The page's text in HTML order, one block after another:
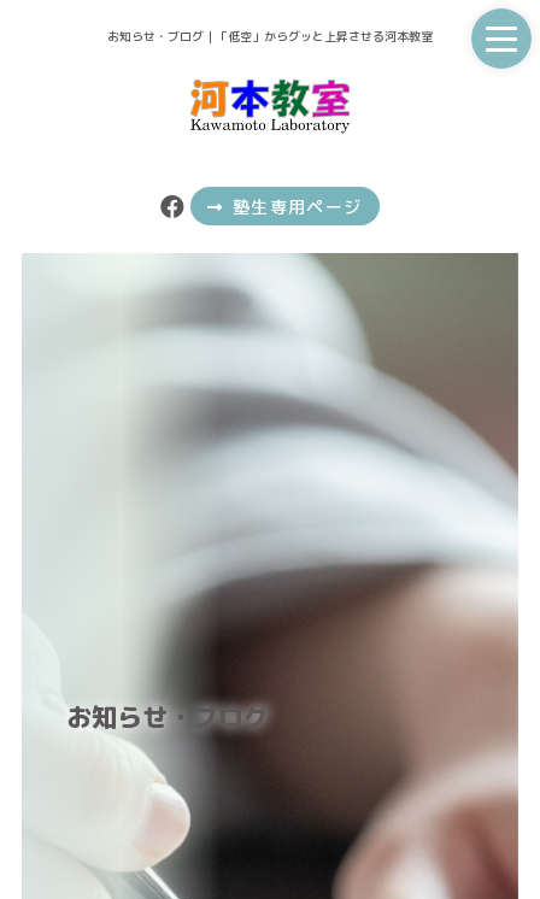
お知らせ・ブログ｜「低空」からグッと上昇させる河本教室
塾生専用ページ
お知らせ・ブログ